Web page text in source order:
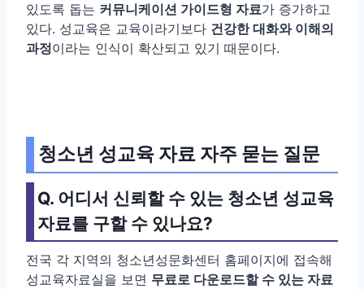
있도록 돕는 커뮤니케이션 가이드형 자료가 증가하고
있다. 성교육은 교육이라기보다 건강한 대화와 이해의
과정이라는 인식이 확산되고 있기 때문이다.
청소년 성교육 자료 자주 묻는 질문
Q. 어디서 신뢰할 수 있는 청소년 성교육
자료를 구할 수 있나요?
전국 각 지역의 청소년성문화센터 홈페이지에 접속해
성교육자료실을 보면 무료로 다운로드할 수 있는 자료